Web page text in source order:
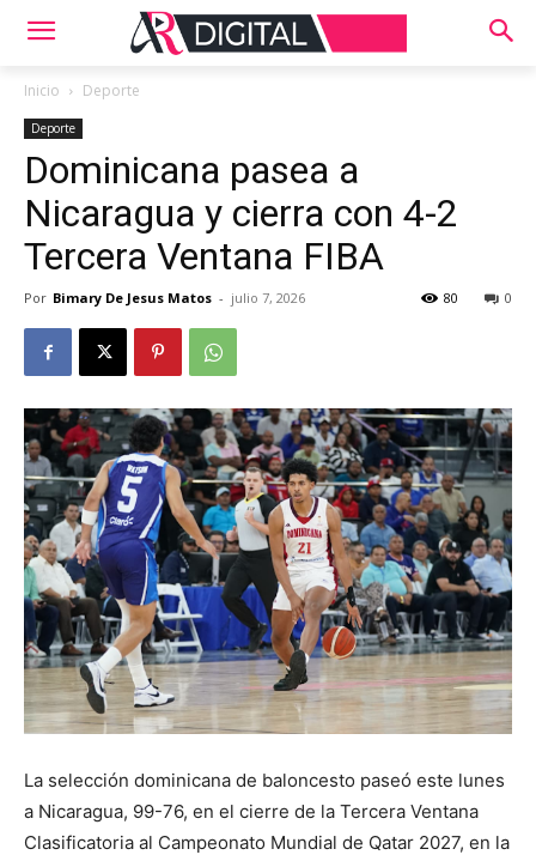
Inicio Deporte
Deporte
Dominicana pasea a
Nicaragua y cierra con 4-2
Tercera Ventana FIBA
Por Bimary De Jesus Matos - julio 7, 2026 0
80
La selección dominicana de baloncesto paseó este lunes
a Nicaragua, 99-76, en el cierre de la Tercera Ventana
Clasificatoria al Campeonato Mundial de Qatar 2027, en la